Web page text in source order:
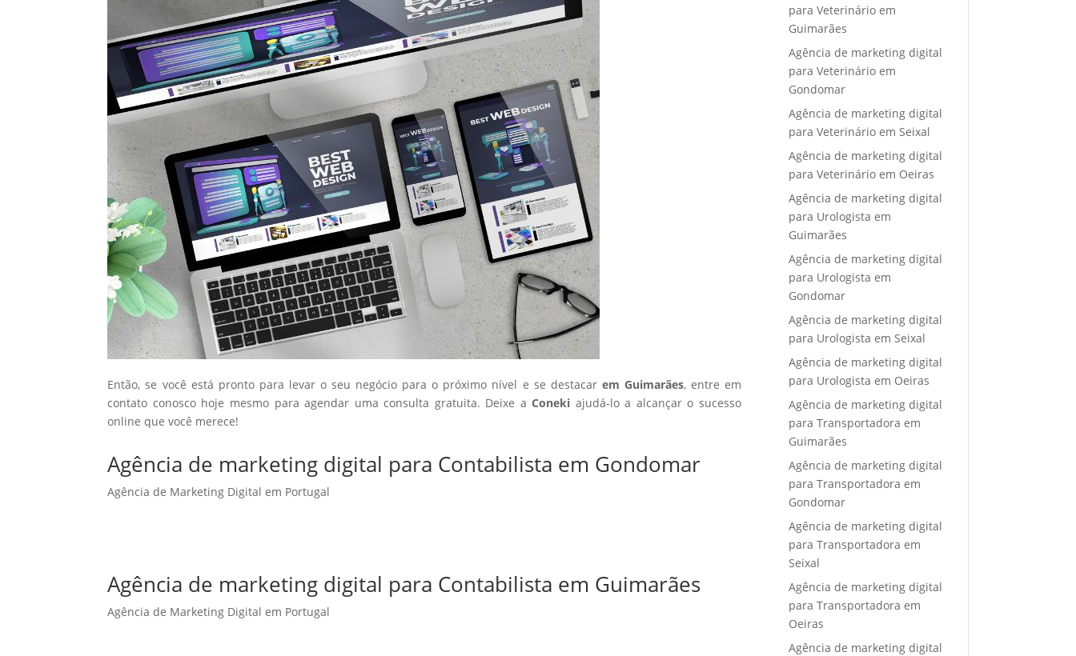
Então, se você está pronto para levar o seu negócio para o próximo nível e se destacar em Guimarães, entre em
contato conosco hoje mesmo para agendar uma consulta gratuita. Deixe aConeki ajudá-lo a alcançar o sucesso
online que você merece!
Agência de marketing digital para Contabilista em Gondomar
Agência de Marketing Digital em Portugal
Agência de marketing digital para Contabilista em Guimarães
Agência de Marketing Digital em Portugal
para Veterinário em
Guimarães
Agência de marketing digital
para Veterinário em
Gondomar
Agência de marketing digital
para Veterinário em Seixal
Agência de marketing digital
para Veterinário em Oeiras
Agência de marketing digital
para Urologista em
Guimarães
Agência de marketing digital
para Urologista em
Gondomar
Agência de marketing digital
para Urologista em Seixal
Agência de marketing digital
para Urologista em Oeiras
Agência de marketing digital
para Transportadora em
Guimarães
Agência de marketing digital
para Transportadora em
Gondomar
Agência de marketing digital
para Transportadora em
Seixal
Agência de marketing digital
para Transportadora em
Oeiras
Agência de marketing digital